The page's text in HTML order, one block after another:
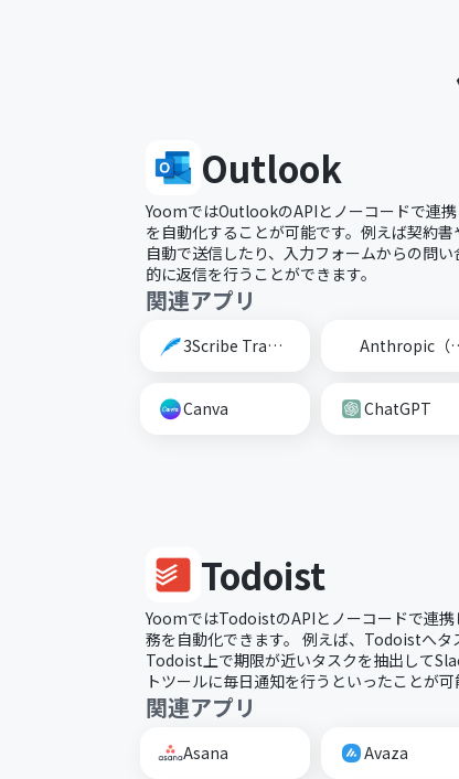
Outlook
YoomではOutlookのAPIとノーコードで連
を自動化することが可能です。例えば契約
自動で送信したり、入力フォームからの問
的に返信を行うことができます。
関連アプリ
3Scribe Transcription
Canva ChatGPT
Todoist
YoomではTodoistのAPIとノーコードで連
務を自動化できます。 例えば、Todoistへタ
Todoist上で期限が近いタスクを抽出して
トツールに毎日通知を行うといったことが可
関連アプリ
Asana Avaza